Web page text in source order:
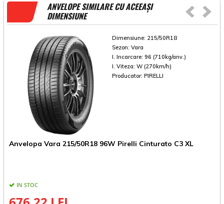
ANVELOPE SIMILARE CU ACEEAȘI
DIMENSIUNE
Dimensiune: 215/50R18
Sezon: Vara
I. Incarcare: 96 (710kg/anv.)
I. Viteza: W (270km/h)
Producator: PIRELLI
Anvelopa Vara 215/50R18 96W Pirelli Cinturato C3 XL
IN STOC